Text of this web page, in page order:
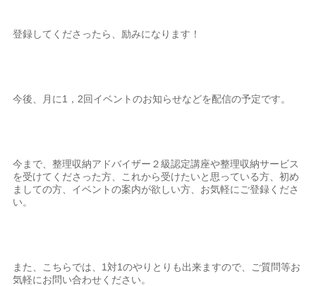
登録してくださったら、励みになります！
今後、月に1，2回イベントのお知らせなどを配信の予定です。
今まで、整理収納アドバイザー２級認定講座や整理収納サービス
を受けてくださった方、これから受けたいと思っている方、初め
ましての方、イベントの案内が欲しい方、お気軽にご登録くださ
い。
また、こちらでは、1対1のやりとりも出来ますので、ご質問等お
気軽にお問い合わせください。